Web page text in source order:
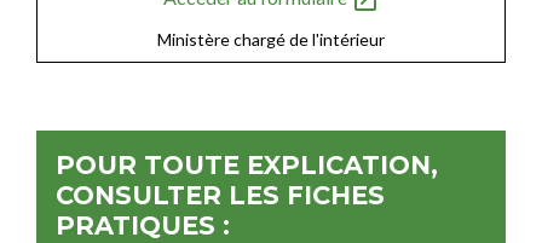
Ministère chargé de l'intérieur
POUR TOUTE EXPLICATION,
CONSULTER LES FICHES
PRATIQUES :